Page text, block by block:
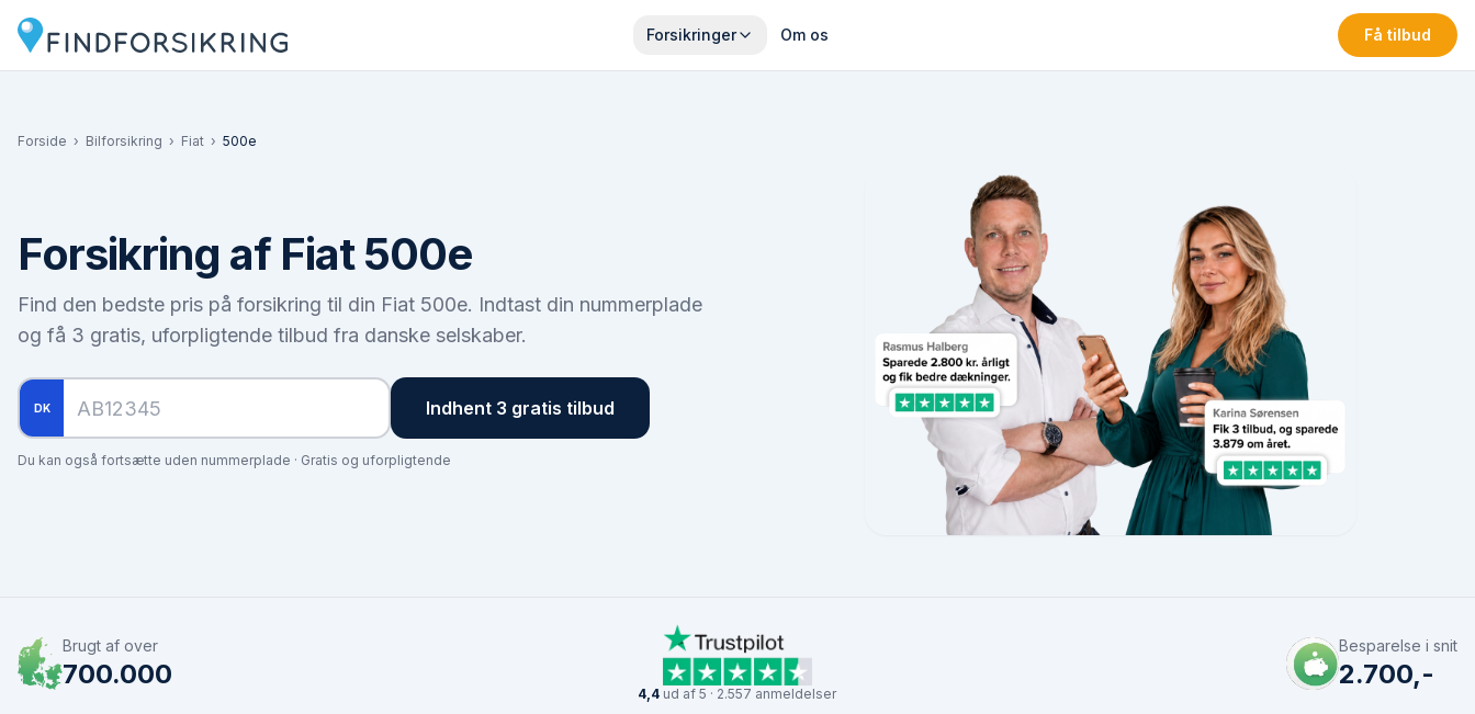
Forsikringer Om os Få tilbud
Forside › Bilforsikring › Fiat › 500e
Forsikring af Fiat 500e
Find den bedste pris på forsikring til din Fiat 500e. Indtast din nummerplade
og få 3 gratis, uforpligtende tilbud fra danske selskaber.
DK Indhent 3 gratis tilbud
Du kan også fortsætte uden nummerplade · Gratis og uforpligtende
Brugt af over
700.000
4,4 ud af 5 · 2.557 anmeldelser
Besparelse i snit
2.700,-